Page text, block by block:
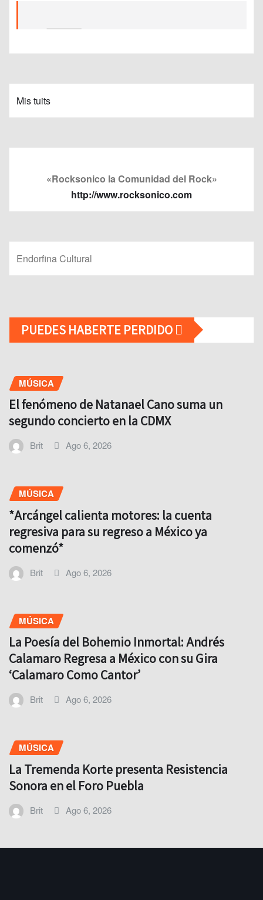
Mis tuits
«Rocksonico la Comunidad del Rock»
http://www.rocksonico.com
Endorfina Cultural
PUEDES HABERTE PERDIDO
MÚSICA
El fenómeno de Natanael Cano suma un
segundo concierto en la CDMX
Brit Ago 6, 2026
MÚSICA
*Arcángel calienta motores: la cuenta
regresiva para su regreso a México ya
comenzó*
Brit Ago 6, 2026
MÚSICA
La Poesía del Bohemio Inmortal: Andrés
Calamaro Regresa a México con su Gira
‘Calamaro Como Cantor’
Brit Ago 6, 2026
MÚSICA
La Tremenda Korte presenta Resistencia
Sonora en el Foro Puebla
Brit Ago 6, 2026